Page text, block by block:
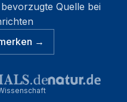
Quelle bei
→